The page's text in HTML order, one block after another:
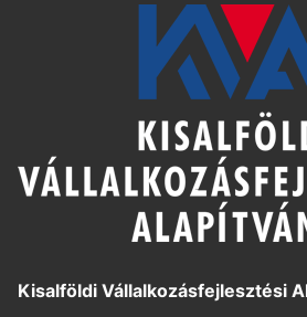
Kisalföldi Vállalkozásfejlesztési